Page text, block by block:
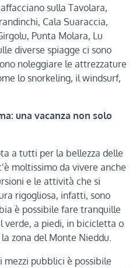
sulla Tavolara,
Cala Suaraccia,
Punta Molara, Lu
diverse spiagge ci sono
noleggiare le attrezzature
lo snorkeling, il windsurf,
una vacanza non solo
a tutti per la bellezza delle
moltissimo da vivere anche
e le attività che si
rigogliosa, infatti, sono
è possibile fare tranquille
verde, a piedi, in bicicletta o
zona del Monte Nieddu.
mezzi pubblici è possibile